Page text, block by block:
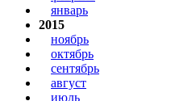
январь
2015
ноябрь
октябрь
сентябрь
август
июль